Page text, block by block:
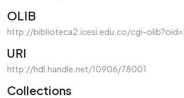
OLIB
http://biblioteca2.icesi.edu.co/cgi-
URI
http://hdl.handle.net/10906/78001
Collections